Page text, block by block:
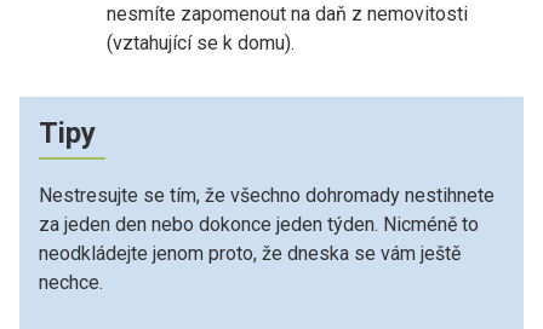
nesmíte zapomenout na daň z nemovitosti
(vztahující se k domu).
Tipy
Nestresujte se tím, že všechno dohromady nestihnete
za jeden den nebo dokonce jeden týden. Nicméně to
neodkládejte jenom proto, že dneska se vám ještě
nechce.